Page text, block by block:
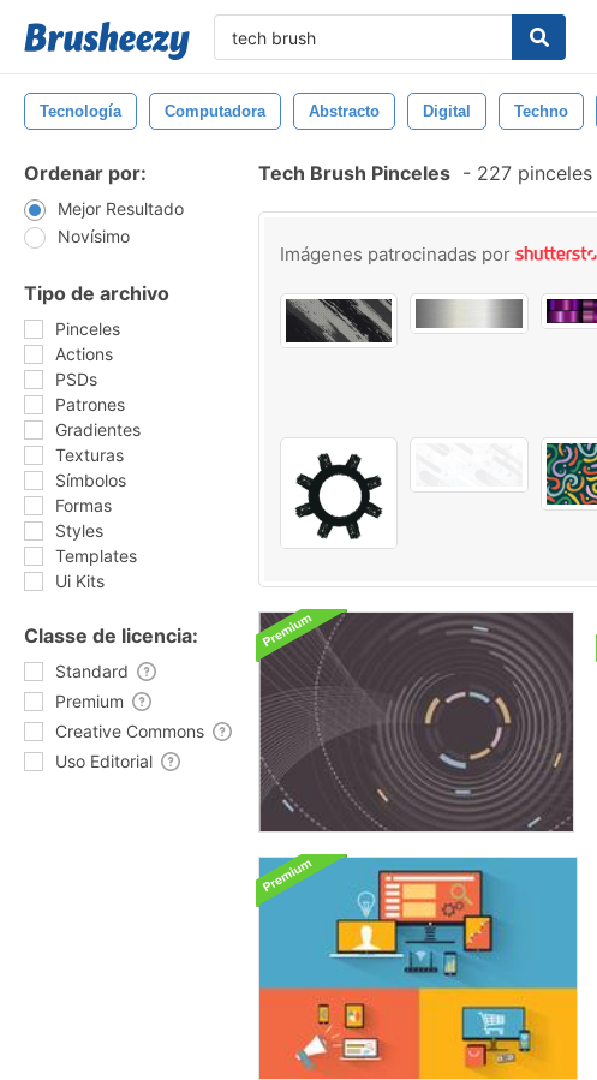
Tecnología Computadora Abstracto Digital Techno
Ordenar por:
Mejor Resultado
Novísimo
Tipo de archivo
Pinceles
Actions
PSDs
Patrones
Gradientes
Texturas
Símbolos
Formas
Styles
Templates
Ui Kits
Classe de licencia:
Standard
Premium
Creative Commons
Uso Editorial
Tech Brush Pinceles - 227
Imágenes patrocinadas por